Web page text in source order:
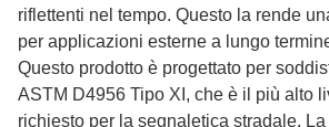
riflettenti nel tempo. Questo la rende
per applicazioni esterne a lungo
Questo prodotto è progettato per
ASTM D4956 Tipo XI, che è il più alto
richiesto per la segnaletica stradale. La